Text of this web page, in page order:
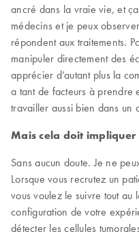
ancré dans la vraie vie, et
médecins et je peux
répondent aux traitements.
manipuler directement des
apprécier d’autant plus la
a tant de facteurs à prendre
travailler aussi bien dans un
Mais cela doit impliquer
Sans aucun doute. Je ne
Lorsque vous recrutez un
vous voulez le suivre tout au
configuration de votre
détecter les cellules